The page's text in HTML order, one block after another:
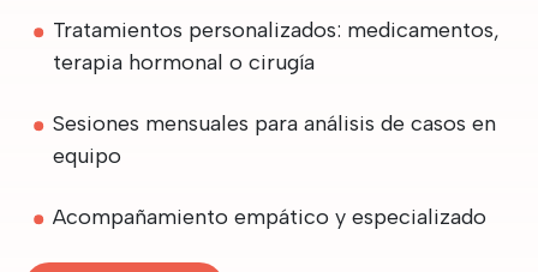
Tratamientos personalizados: medicamentos,
terapia hormonal o cirugía
Sesiones mensuales para análisis de casos en
equipo
Acompañamiento empático y especializado